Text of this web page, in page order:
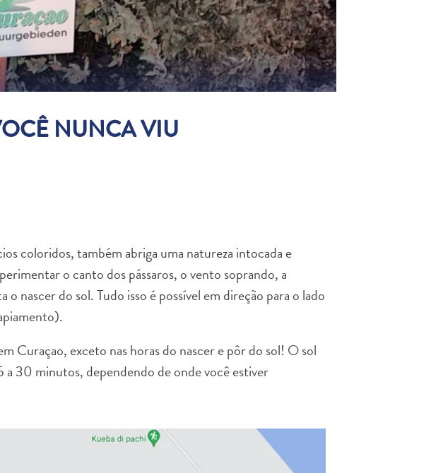
NUNCA VIU
coloridos, também abriga uma natureza intocada e
o canto dos pássaros, o vento soprando, a
nascer do sol. Tudo isso é possível em direção para o lado
Curaçao, exceto nas horas do nascer e pôr do sol! O sol
30 minutos, dependendo de onde você estiver